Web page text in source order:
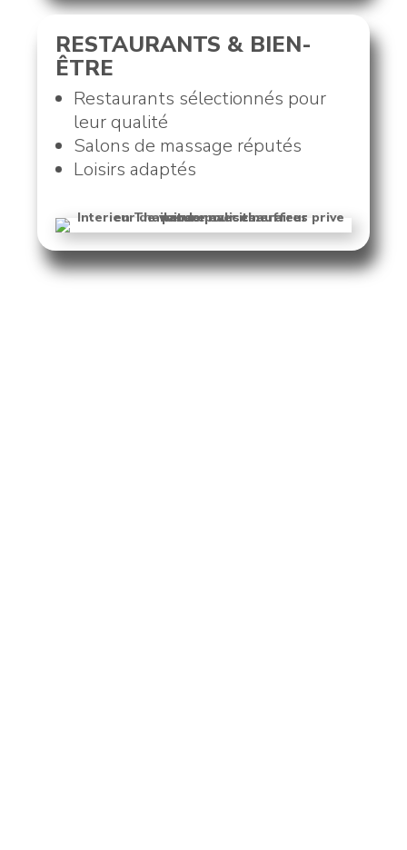
RESTAURANTS & BIEN-
ÊTRE
Restaurants sélectionnés pour
leur qualité
Salons de massage réputés
Loisirs adaptés